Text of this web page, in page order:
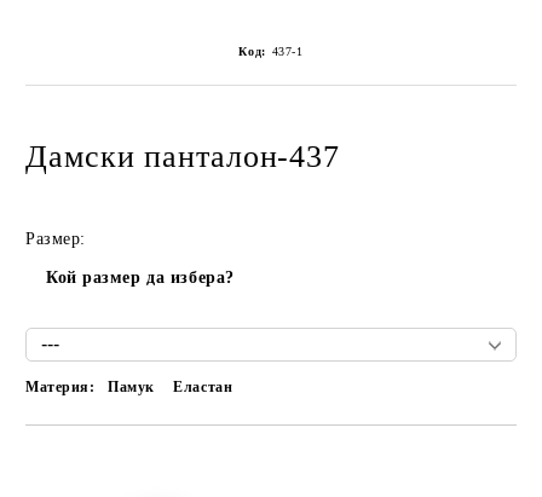
Код: 437-1
Дамски панталон-437
Размер:
Кой размер да избера?
Материя: Памук Еластан